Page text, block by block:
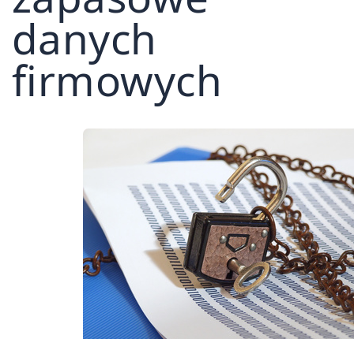
danych
firmowych